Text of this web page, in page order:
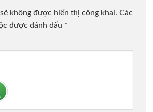
sẽ không được hiển thị công khai. Các
được đánh dấu *